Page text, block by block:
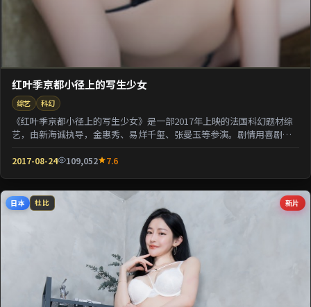
红叶季京都小径上的写生少女
综艺 科幻
《红叶季京都小径上的写生少女》是一部2017年上映的法国科幻题材综
艺，由新海诚执导，金惠秀、易烊千玺、张曼玉等参演。剧情用喜剧外
2017-08-24 109,052 7.6
新片
日本 杜比